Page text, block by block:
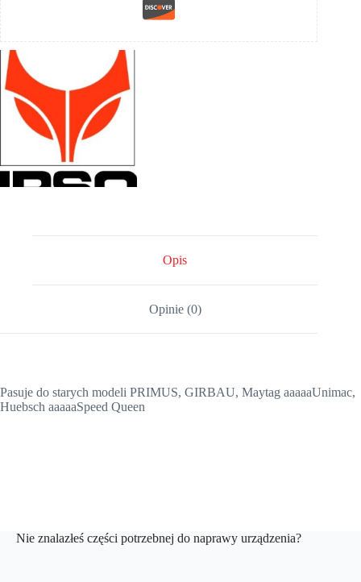
Opis
Opinie (0)
Pasuje do starych modeli PRIMUS, GIRBAU, Maytag aaaaaUnimac,
Huebsch aaaaaSpeed Queen
Nie znalazłeś części potrzebnej do naprawy urządzenia?